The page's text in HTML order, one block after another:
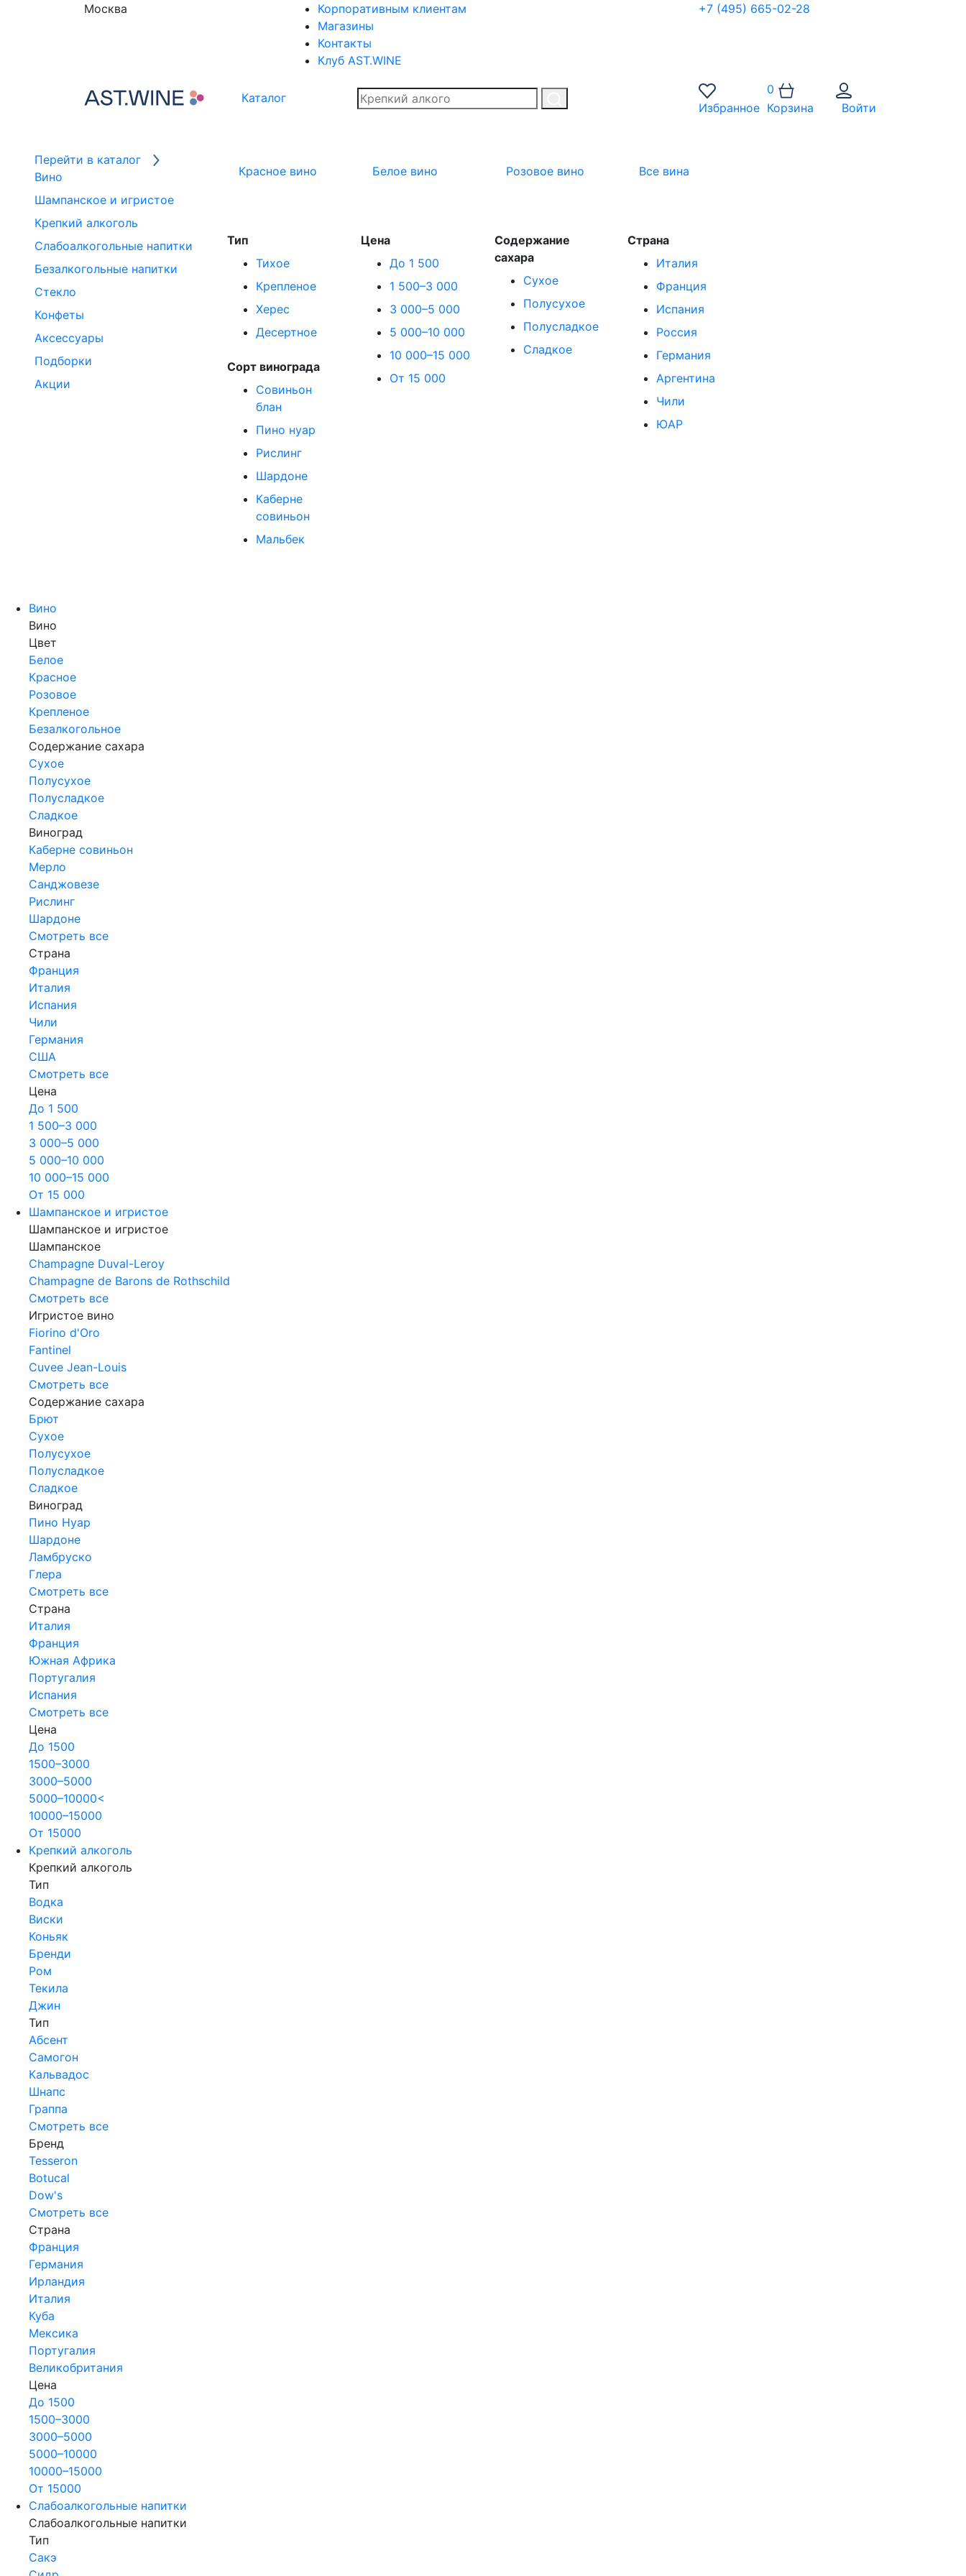
Москва
Корпоративным клиентам
Магазины
Контакты
Клуб AST.WINE
+7 (495) 665-02-28
Каталог
Избранное
0
Корзина
Войти
Перейти в каталог
Вино
Шампанское и игристое
Крепкий алкоголь
Слабоалкогольные напитки
Безалкогольные напитки
Стекло
Конфеты
Аксессуары
Подборки
Акции
Красное вино Белое вино Розовое вино Все вина
Тип
Тихое
Крепленое
Херес
Десертное
Сорт винограда
Совиньон
блан
Пино нуар
Рислинг
Шардоне
Каберне
совиньон
Мальбек
Цена
До 1 500
1 500–3 000
3 000–5 000
5 000–10 000
10 000–15 000
От 15 000
Содержание
сахара
Сухое
Полусухое
Полусладкое
Сладкое
Страна
Италия
Франция
Испания
Россия
Германия
Аргентина
Чили
ЮАР
Вино
Вино
Цвет
Белое
Красное
Розовое
Крепленое
Безалкогольное
Содержание сахара
Сухое
Полусухое
Полусладкое
Сладкое
Виноград
Каберне совиньон
Мерло
Санджовезе
Рислинг
Шардоне
Смотреть все
Страна
Франция
Италия
Испания
Чили
Германия
США
Смотреть все
Цена
До 1 500
1 500–3 000
3 000–5 000
5 000–10 000
10 000–15 000
От 15 000
Шампанское и игристое
Шампанское и игристое
Шампанское
Champagne Duval-Leroy
Champagne de Barons de Rothschild
Смотреть все
Игристое вино
Fiorino d'Oro
Fantinel
Cuvee Jean-Louis
Смотреть все
Содержание сахара
Брют
Сухое
Полусухое
Полусладкое
Сладкое
Виноград
Пино Нуар
Шардоне
Ламбруско
Глера
Смотреть все
Страна
Италия
Франция
Южная Африка
Португалия
Испания
Смотреть все
Цена
До 1500
1500–3000
3000–5000
5000–10000<
10000–15000
От 15000
Крепкий алкоголь
Крепкий алкоголь
Тип
Водка
Виски
Коньяк
Бренди
Ром
Текила
Джин
Тип
Абсент
Самогон
Кальвадос
Шнапс
Граппа
Смотреть все
Бренд
Tesseron
Botucal
Dow's
Смотреть все
Страна
Франция
Германия
Ирландия
Италия
Куба
Мексика
Португалия
Великобритания
Цена
До 1500
1500–3000
3000–5000
5000–10000
10000–15000
От 15000
Слабоалкогольные напитки
Слабоалкогольные напитки
Тип
Сакэ